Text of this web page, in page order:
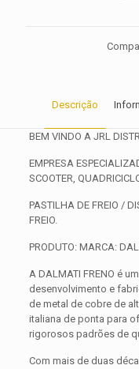
Descrição
BEM VINDO A JRL
EMPRESA
SCOOTER,
PASTILHA DE FREIO /
FREIO.
PRODUTO: MARCA:
A DALMATI FRENO é
desenvolvimento e
de metal de cobre de
italiana de ponta para
rigorosos padrões de
Com mais de duas